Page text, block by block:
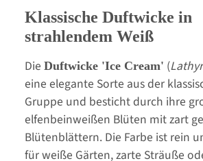
Klassische Duftwicke in
strahlendem Weiß
Die Duftwicke 'Ice Cream' (
eine elegante Sorte aus der
Gruppe und besticht durch ihre
elfenbeinweißen Blüten mit zart
Blütenblättern. Die Farbe ist rein
für weiße Gärten, zarte Sträuße